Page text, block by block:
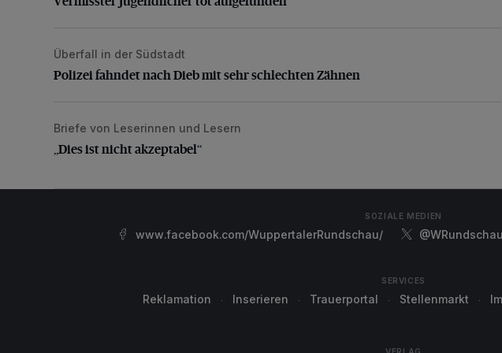
Polizei fahndet nach Dieb mit sehr schlechten Zähnen
Überfall in der Südstadt
Polizei fahndet nach Dieb mit sehr schlechten Zähnen
„Dies ist nicht akzeptabel“
Briefe von Leserinnen und Lesern
„Dies ist nicht akzeptabel“
SOZIALE MEDIEN
www.facebook.com/WuppertalerRundschau/ @WRundschau
SERVICES
Reklamation Inserieren Trauerportal Stellenmarkt